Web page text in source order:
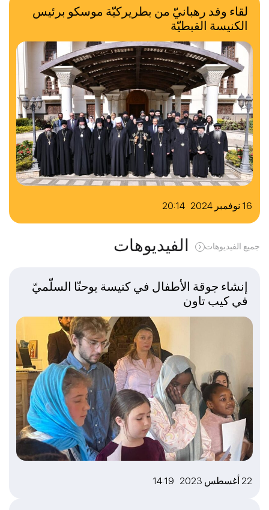
16 نوفمبر 2024 20:14
لقاء وفد رهبانيّ من بطريركيّة موسكو برئيس
الكنيسة القبطيّة
الفيديوهات جميع الفيديوهات
22 أغسطس 2023 14:19
إنشاء جوقة الأطفال في كنيسة يوحنّا السلّميّ
في كيب تاون